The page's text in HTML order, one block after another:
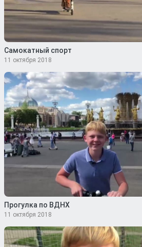
Самокатный спорт
11 октября 2018
Прогулка по ВДНХ
11 октября 2018